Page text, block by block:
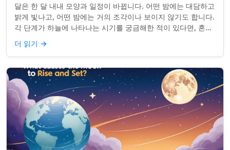
달은 한 달 내내 모양과 일정이 바뀝니다. 어떤 밤에는 대담하고
밝게 빛나고, 어떤 밤에는 거의 조각이나 보이지 않기도 합니다.
각 단계가 하늘에 나타나는 시기를 궁금해한 적이 있다면, 혼자
가 아닙니다. 사실 그 타...
더 읽기 →